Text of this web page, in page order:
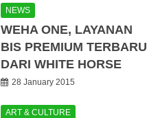
NEWS
WEHA ONE, LAYANAN
BIS PREMIUM TERBARU
DARI WHITE HORSE
28 January 2015
ART & CULTURE